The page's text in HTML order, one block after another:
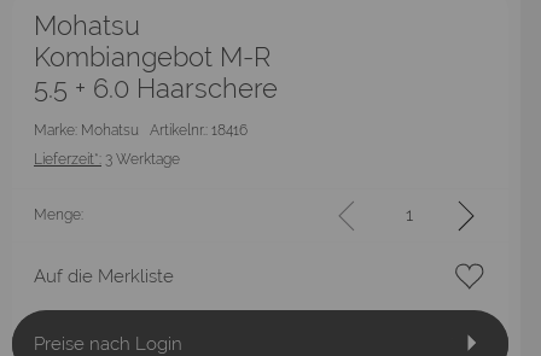
Mohatsu
Kombiangebot M-R
5.5 + 6.0 Haarschere
Marke: Mohatsu Artikelnr.: 18416
Lieferzeit*: 3 Werktage
Menge:
Auf die Merkliste
Preise nach Login